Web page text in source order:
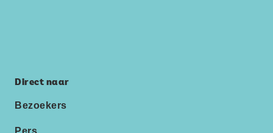
Direct naar
Bezoekers